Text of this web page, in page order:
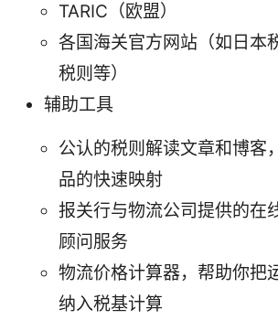
TARIC（欧盟）
各国海关官方网站（如日本
税则等）
辅助工具
公认的税则解读文章和博客
品的快速映射
报关行与物流公司提供的在
顾问服务
物流价格计算器，帮助你把
纳入税基计算